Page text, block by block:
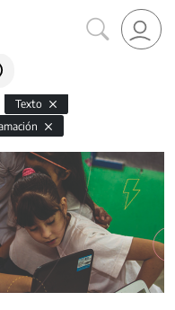
Texto